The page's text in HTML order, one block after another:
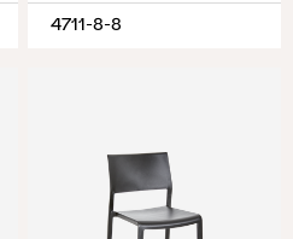
4711-8-8